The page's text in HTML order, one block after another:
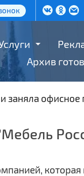
Архив
заняла
которая